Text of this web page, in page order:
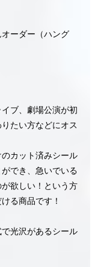
ーダー（ハング
ブ、劇場公演が初
たい方などにオス
カット済みシール
でき、急いでいる
欲しい！という方
る商品です！
光沢があるシール